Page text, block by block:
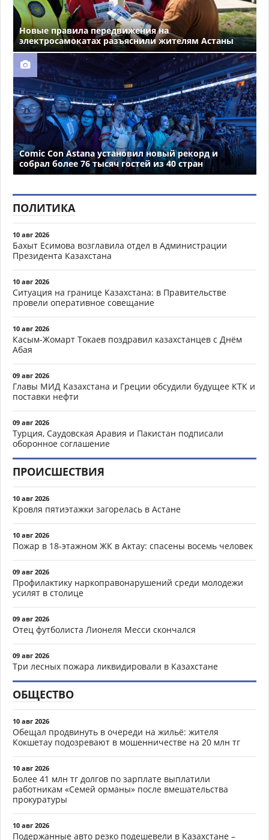
Новые правила передвижения на
электросамокатах разъяснили жителям Астаны
Comic Con Astana установил новый рекорд и
собрал более 76 тысяч гостей из 40 стран
ПОЛИТИКА
10 авг 2026
Бахыт Есимова возглавила отдел в Администрации
Президента Казахстана
10 авг 2026
Ситуация на границе Казахстана: в Правительстве
провели оперативное совещание
10 авг 2026
Касым-Жомарт Токаев поздравил казахстанцев с Днём
Абая
09 авг 2026
Главы МИД Казахстана и Греции обсудили будущее КТК и
поставки нефти
09 авг 2026
Турция, Саудовская Аравия и Пакистан подписали
оборонное соглашение
ПРОИСШЕСТВИЯ
10 авг 2026
Кровля пятиэтажки загорелась в Астане
10 авг 2026
Пожар в 18-этажном ЖК в Актау: спасены восемь человек
09 авг 2026
Профилактику наркоправонарушений среди молодежи
усилят в столице
09 авг 2026
Отец футболиста Лионеля Месси скончался
09 авг 2026
Три лесных пожара ликвидировали в Казахстане
ОБЩЕСТВО
10 авг 2026
Обещал продвинуть в очереди на жильё: жителя
Кокшетау подозревают в мошенничестве на 20 млн тг
10 авг 2026
Более 41 млн тг долгов по зарплате выплатили
работникам «Семей орманы» после вмешательства
прокуратуры
10 авг 2026
Подержанные авто резко подешевели в Казахстане –